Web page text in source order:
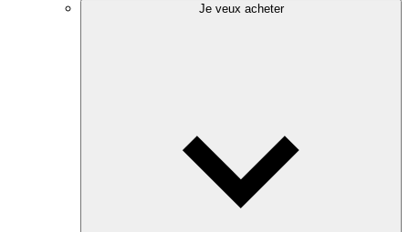
Je veux acheter